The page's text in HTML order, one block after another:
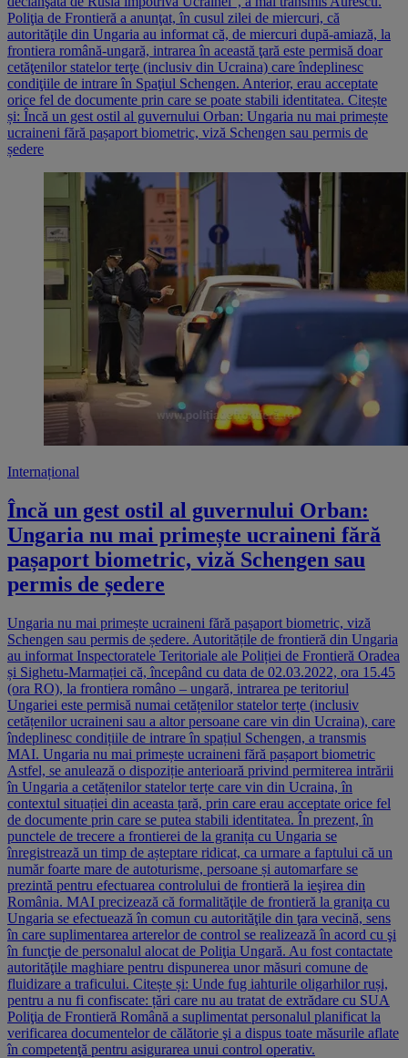
Poliţia de Frontieră a anunţat, în cusul zilei de miercuri, că
autorităţile din Ungaria au informat că, de miercuri după-amiază, la
frontiera română-ungară, intrarea în această ţară este permisă doar
cetăţenilor statelor terţe (inclusiv din Ucraina) care îndeplinesc
condiţiile de intrare în Spaţiul Schengen. Anterior, erau acceptate
orice fel de documente prin care se poate stabili identitatea. Citește
și: Încă un gest ostil al guvernului Orban: Ungaria nu mai primește
ucraineni fără pașaport biometric, viză Schengen sau permis de
ședere
Internațional
Încă un gest ostil al guvernului Orban:
Ungaria nu mai primește ucraineni fără
pașaport biometric, viză Schengen sau
permis de ședere
Ungaria nu mai primește ucraineni fără pașaport biometric, viză
Schengen sau permis de ședere. Autoritățile de frontieră din Ungaria
au informat Inspectoratele Teritoriale ale Poliției de Frontieră Oradea
și Sighetu-Marmației că, începând cu data de 02.03.2022, ora 15.45
(ora RO), la frontiera româno – ungară, intrarea pe teritoriul
Ungariei este permisă numai cetățenilor statelor terțe (inclusiv
cetățenilor ucraineni sau a altor persoane care vin din Ucraina), care
îndeplinesc condițiile de intrare în spațiul Schengen, a transmis
MAI. Ungaria nu mai primește ucraineni fără pașaport biometric
Astfel, se anulează o dispoziție anterioară privind permiterea intrării
în Ungaria a cetățenilor statelor terțe care vin din Ucraina, în
contextul situației din aceasta țară, prin care erau acceptate orice fel
de documente prin care se putea stabili identitatea. În prezent, în
punctele de trecere a frontierei de la granița cu Ungaria se
înregistrează un timp de așteptare ridicat, ca urmare a faptului că un
număr foarte mare de autoturisme, persoane și automarfare se
prezintă pentru efectuarea controlului de frontieră la ieşirea din
România. MAI precizează că formalităţile de frontieră la graniţa cu
Ungaria se efectuează în comun cu autorităţile din ţara vecină, sens
în care suplimentarea arterelor de control se realizează în acord cu şi
în funcţie de personalul alocat de Poliţia Ungară. Au fost contactate
autorităţile maghiare pentru dispunerea unor măsuri comune de
fluidizare a traficului. Citește și: Unde fug iahturile oligarhilor ruși,
pentru a nu fi confiscate: țări care nu au tratat de extrădare cu SUA
Poliţia de Frontieră Română a suplimentat personalul planificat la
verificarea documentelor de călătorie şi a dispus toate măsurile aflate
în competenţă pentru asigurarea unui control operativ.